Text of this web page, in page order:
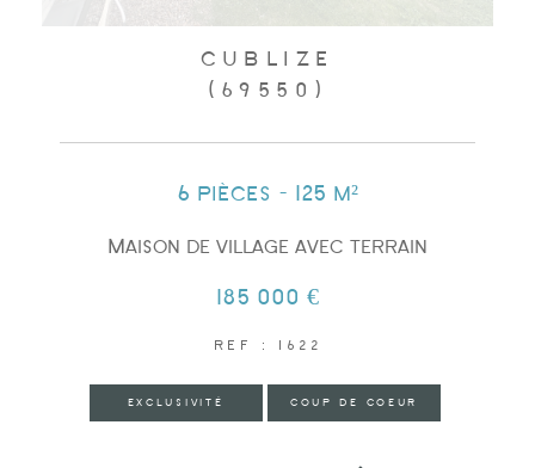
CUBLIZE
(69550)
6 pièces - 125 m²
Maison de village avec terrain
185 000 €
REF : 1622
EXCLUSIVITÉ COUP DE COEUR